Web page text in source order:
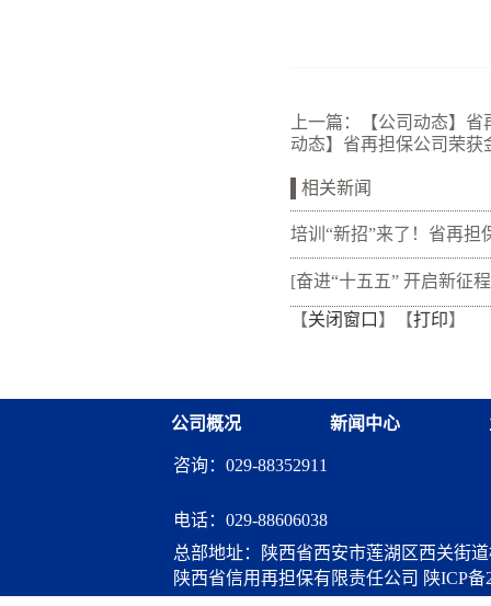
上一篇：
【公司动态】
动态】省再担保公司荣
相关新闻
培训“新招”来了！省再担
新"以审代训"， 让政策学
从"听"变"练"
[奋进“十五五” 开启新征
融资担保体系这样做](十
【关闭窗口 】【打印】
公司概况 新闻中心
咨询：029-88352911
电话： 029-88606038
陕西省信用再担保有限责任公司 陕ICP备
总部地址：陕西省西安市莲湖区西关街